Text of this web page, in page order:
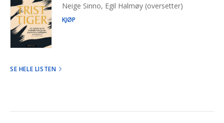
Neige Sinno, Egil Halmøy (oversetter)
KJØP
SE HELE LISTEN